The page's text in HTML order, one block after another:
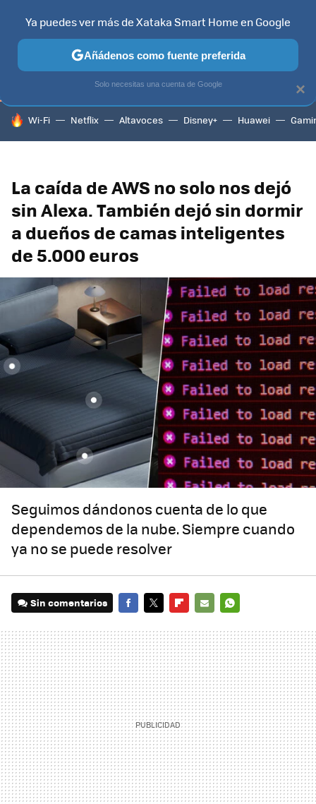
TELEVISORES CONTENIDOS SMART TV SELECCIÓN
HOY SE HABLA DE
Wi-Fi Netflix Altavoces Disney+ Huawei
La caída de AWS no solo nos dejó
sin Alexa. También dejó sin dormir
a dueños de camas inteligentes
de 5.000 euros
Seguimos dándonos cuenta de lo que
dependemos de la nube. Siempre cuando
ya no se puede resolver
Sin comentarios
MAIL
×
Ya puedes ver más de Xataka Smart Home en Google
Añádenos como fuente preferida
Solo necesitas una cuenta de Google